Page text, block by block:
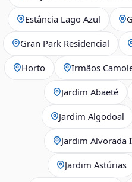
Estância Lago Azul
Gran Park Residencial
Horto Irmãos
Jardim Abaeté
Jardim Algodoal
Jardim Alvorada
Jardim Astúrias